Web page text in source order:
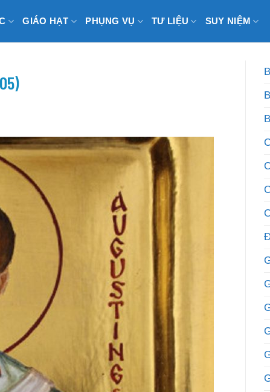
GIÁO HẠT PHỤNG VỤ TƯ LIỆU SUY NIỆM